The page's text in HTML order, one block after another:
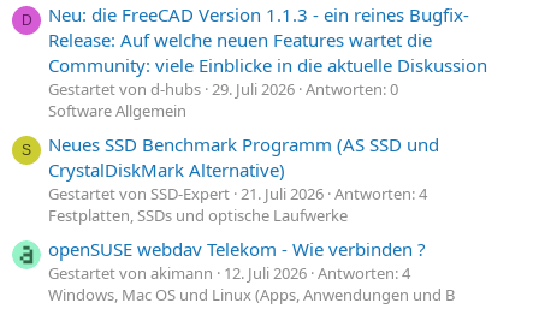
D
Neu: die FreeCAD Version 1.1.3 - ein reines Bugfix-
Release: Auf welche neuen Features wartet die
Community: viele Einblicke in die aktuelle Diskussion
Gestartet von d-hubs 29. Juli 2026 Antworten: 0
Software Allgemein
S
Neues SSD Benchmark Programm (AS SSD und
CrystalDiskMark Alternative)
Gestartet von SSD-Expert 21. Juli 2026 Antworten: 4
Festplatten, SSDs und optische Laufwerke
openSUSE webdav Telekom - Wie verbinden ?
Gestartet von akimann 12. Juli 2026 Antworten: 4
Windows, Mac OS und Linux (Apps, Anwendungen und B